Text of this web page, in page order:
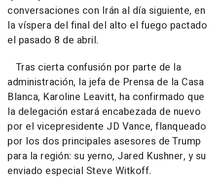
conversaciones con Irán al día siguiente, en
la víspera del final del alto el fuego pactado
el pasado 8 de abril.
Tras cierta confusión por parte de la
administración, la jefa de Prensa de la Casa
Blanca, Karoline Leavitt, ha confirmado que
la delegación estará encabezada de nuevo
por el vicepresidente JD Vance, flanqueado
por los dos principales asesores de Trump
para la región: su yerno, Jared Kushner, y su
enviado especial Steve Witkoff.